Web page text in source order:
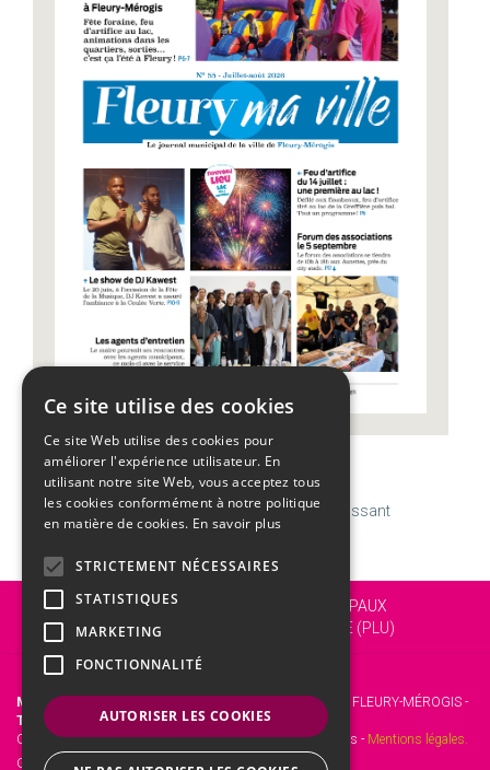
CALENDRIER
Lundi10AoûtSemaine 33 | Laurent YDernier croissant
Vous êtes ici : Accueil
SERVICES MUNICIPAUX
Urbanisme
LE PLAN LOCAL D’URBANISME (PLU)
Mairie de Fleury-Mérogis
- 12 Rue Roger Clavier, 91700 FLEURY-MÉROGIS -
Tél. :
01 69 46 72 00 -Fax : 01 60 15 45 31.
Copyright © 2017 Site officiel de la mairie de Fleury-Mérogis - Mentions légales.
Gestion web :
Ce site utilise des cookies
Ce site Web utilise des cookies pour
améliorer l'expérience utilisateur. En
utilisant notre site Web, vous acceptez tous
les cookies conformément à notre politique
en matière de cookies. En savoir plus
STRICTEMENT NÉCESSAIRES
STATISTIQUES
MARKETING
FONCTIONNALITÉ
AUTORISER LES COOKIES